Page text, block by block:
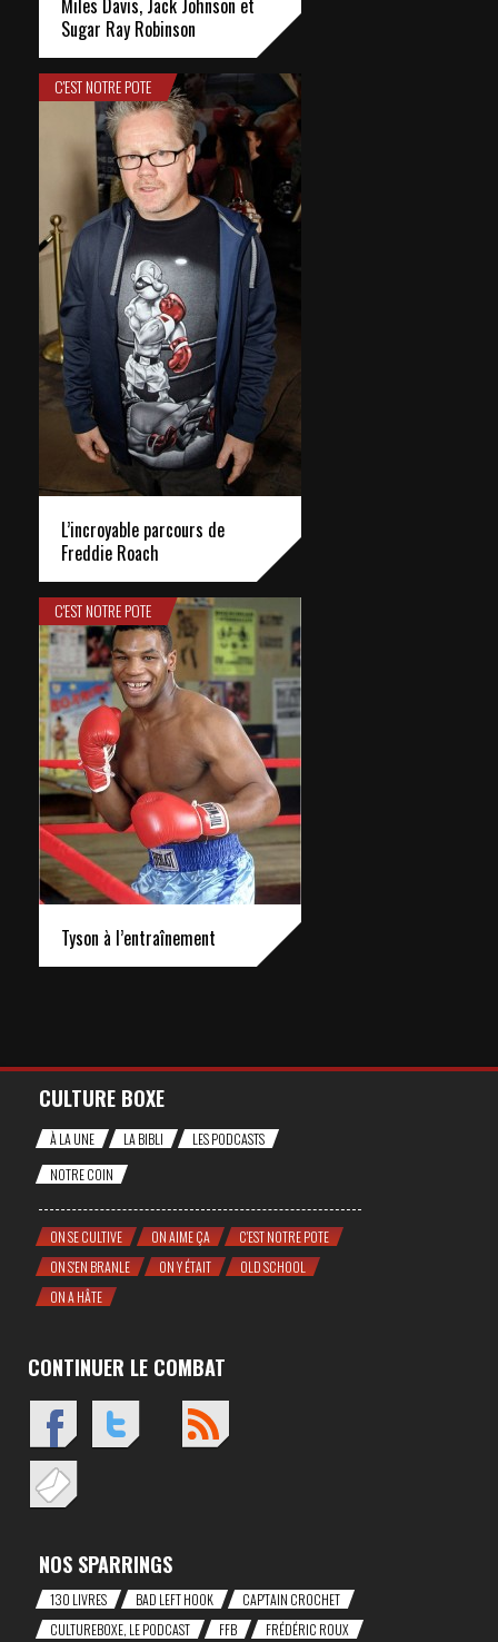
Miles Davis, Jack Johnson et
Sugar Ray Robinson
C'EST NOTRE POTE
L’incroyable parcours de
Freddie Roach
C'EST NOTRE POTE
Tyson à l’entraînement
CULTURE BOXE
À LA UNE LA BIBLI
LES PODCASTS
NOTRE COIN
ON SE CULTIVE ON AIME ÇA
C'EST NOTRE POTE
ON S'EN BRANLE
ON Y ÉTAIT
OLD SCHOOL
ON A HÂTE
CONTINUER LE COMBAT
NOS SPARRINGS
130 LIVRES BAD LEFT HOOK
CAP'TAIN CROCHET
CULTUREBOXE, LE PODCAST
FFB FRÉDÉRIC ROUX